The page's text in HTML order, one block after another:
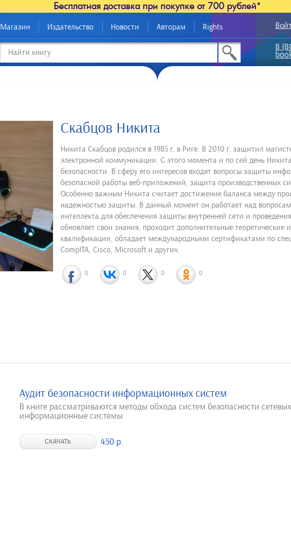
Бесплатная доставка при покупке от 700 рублей*
Магазин Издательство Новости Авторам Rights
8
Скабцов Никита
Никита Скабцов родился в 1985 г. в Риге. В 2010 г. защитил
электронной коммуникации. С этого момента и по сей день
безопасности. В сферу его интересов входят вопросы защиты
безопасной работы веб-приложений, защита производственных
Особенно важным Никита считает достижение баланса между
надежностью защиты. В данный момент он работает над
интеллекта для обеспечения защиты внутренней сети и
обновляет свои знания, проходит дополнительные
квалификации, обладает международными сертификатами по
CompITA, Cisco, Microsoft и других.
0 0 0 0
Аудит безопасности информационных систем
В книге рассматриваются методы обхода систем безопасности
информационные системы
СКАЧАТЬ 450 р.